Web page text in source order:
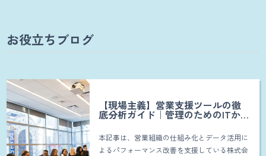
お役立ちブログ
【現場主義】営業支援ツールの徹
底分析ガイド｜管理のためのITから
本記事は、営業組織の仕組み化とデータ活用に
よるパフォーマンス改善を支援している株式会